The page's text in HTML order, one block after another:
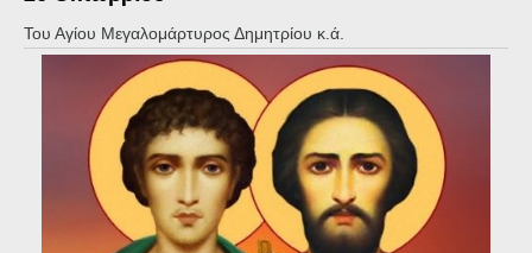
Του Αγίου Μεγαλομάρτυρος Δημητρίου κ.ά.